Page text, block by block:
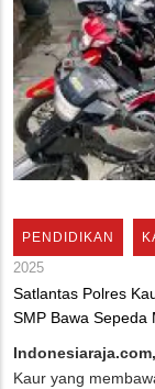
PENDIDIKAN
2025
Satlantas Polres
SMP Bawa Sepeda
Kaur yang